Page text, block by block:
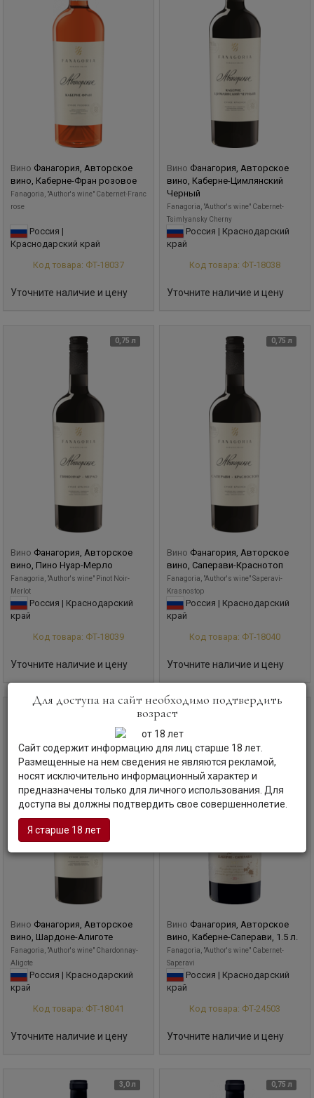
Вино Фанагория, Авторское
вино, Каберне-Фран розовое
Fanagoria, "Author's wine" Cabernet-Franc
rose
Россия |
Краснодарский край
Код товара: ФТ-18037
Уточните наличие и цену
Вино Фанагория, Авторское
вино, Каберне-Цимлянский
Черный
Fanagoria, "Author's wine" Cabernet-
Tsimlyansky Cherny
Россия | Краснодарский
край
Код товара: ФТ-18038
Уточните наличие и цену
0,75 л
Вино Фанагория, Авторское
вино, Пино Нуар-Мерло
Fanagoria, "Author's wine" Pinot Noir-
Merlot
Россия | Краснодарский
край
Код товара: ФТ-18039
Уточните наличие и цену
0,75 л
Вино Фанагория, Авторское
вино, Саперави-Краснотоп
Fanagoria, "Author's wine" Saperavi-
Krasnostop
Россия | Краснодарский
край
Код товара: ФТ-18040
Уточните наличие и цену
Вино Фанагория, Авторское
вино, Шардоне-Алиготе
Fanagoria, "Author's wine" Chardonnay-
Aligote
Россия | Краснодарский
край
Код товара: ФТ-18041
Уточните наличие и цену
Вино Фанагория, Авторское
вино, Каберне-Саперави, 1.5 л.
Fanagoria, "Author's wine" Cabernet-
Saperavi
Россия | Краснодарский
край
Код товара: ФТ-24503
Уточните наличие и цену
3,0 л 0,75 л
Для доступа на сайт необходимо подтвердить
возраст
Сайт содержит информацию для лиц старше 18 лет.
Размещенные на нем сведения не являются рекламой,
носят исключительно информационный характер и
предназначены только для личного использования. Для
доступа вы должны подтвердить свое совершеннолетие.
Я старше 18 лет